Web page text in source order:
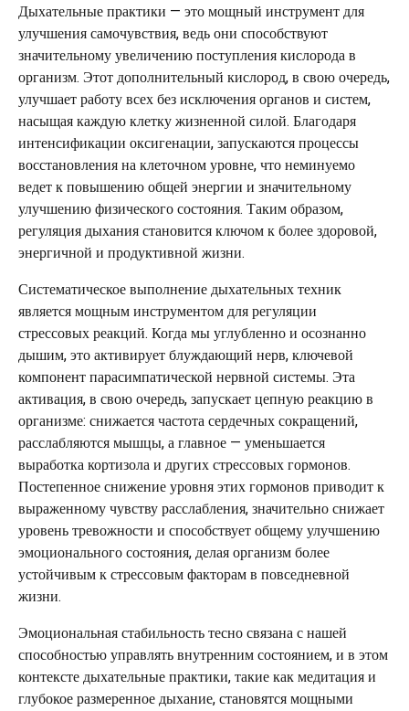
Дыхательные практики — это мощный инструмент для
улучшения самочувствия, ведь они способствуют
значительному увеличению поступления кислорода в
организм. Этот дополнительный кислород, в свою очередь,
улучшает работу всех без исключения органов и систем,
насыщая каждую клетку жизненной силой. Благодаря
интенсификации оксигенации, запускаются процессы
восстановления на клеточном уровне, что неминуемо
ведет к повышению общей энергии и значительному
улучшению физического состояния. Таким образом,
регуляция дыхания становится ключом к более здоровой,
энергичной и продуктивной жизни.
Систематическое выполнение дыхательных техник
является мощным инструментом для регуляции
стрессовых реакций. Когда мы углубленно и осознанно
дышим, это активирует блуждающий нерв, ключевой
компонент парасимпатической нервной системы. Эта
активация, в свою очередь, запускает цепную реакцию в
организме: снижается частота сердечных сокращений,
расслабляются мышцы, а главное — уменьшается
выработка кортизола и других стрессовых гормонов.
Постепенное снижение уровня этих гормонов приводит к
выраженному чувству расслабления, значительно снижает
уровень тревожности и способствует общему улучшению
эмоционального состояния, делая организм более
устойчивым к стрессовым факторам в повседневной
жизни.
Эмоциональная стабильность тесно связана с нашей
способностью управлять внутренним состоянием, и в этом
контексте дыхательные практики, такие как медитация и
глубокое размеренное дыхание, становятся мощными